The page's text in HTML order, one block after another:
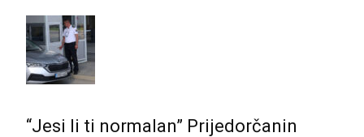
“Jesi li ti normalan” Prijedorčanin